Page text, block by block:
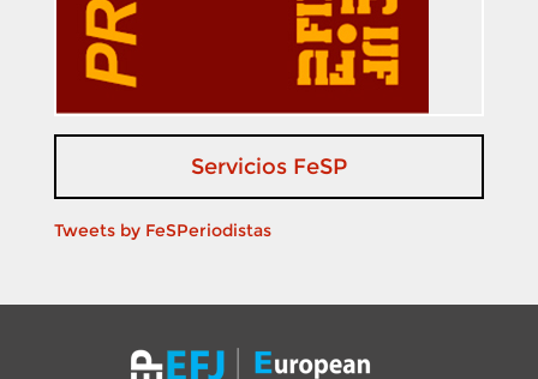
Servicios FeSP
Tweets by FeSPeriodistas